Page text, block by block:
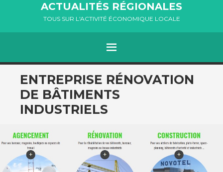
ACTUALITÉS RÉGIONALES
TOUS SUR L'ACTIVITÉ ÉCONOMIQUE LOCALE
MENU
ALLER
AU
CONTENU
ENTREPRISE RÉNOVATION
DE BÂTIMENTS
INDUSTRIELS